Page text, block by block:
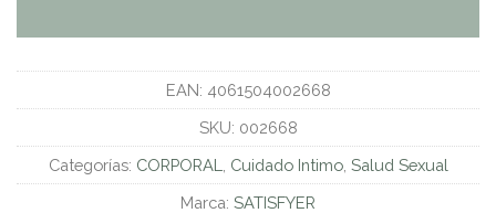
EAN: 4061504002668
SKU: 002668
Categorías: CORPORAL Cuidado Intimo, Salud Sexual
Marca: SATISFYER